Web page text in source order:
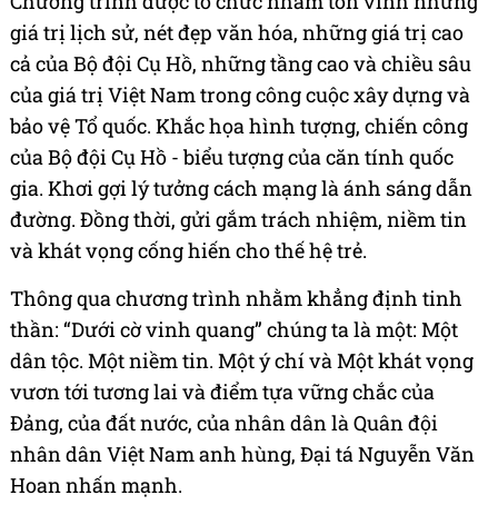
giá trị lịch sử, nét đẹp văn hóa, những giá trị cao
cả của Bộ đội Cụ Hồ, những tầng cao và chiều sâu
của giá trị Việt Nam trong công cuộc xây dựng và
bảo vệ Tổ quốc. Khắc họa hình tượng, chiến công
của Bộ đội Cụ Hồ - biểu tượng của căn tính quốc
gia. Khơi gợi lý tưởng cách mạng là ánh sáng dẫn
đường. Đồng thời, gửi gắm trách nhiệm, niềm tin
và khát vọng cống hiến cho thế hệ trẻ.
Thông qua chương trình nhằm khẳng định tinh
thần: “Dưới cờ vinh quang” chúng ta là một: Một
dân tộc. Một niềm tin. Một ý chí và Một khát vọng
vươn tới tương lai và điểm tựa vững chắc của
Đảng, của đất nước, của nhân dân là Quân đội
nhân dân Việt Nam anh hùng, Đại tá Nguyễn Văn
Hoan nhấn mạnh.